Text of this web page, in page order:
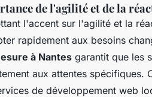
de l'agilité et de la
l'accent sur l'agilité et la
rapidement aux besoins
à Nantes garantit que les
aux attentes
de développement web